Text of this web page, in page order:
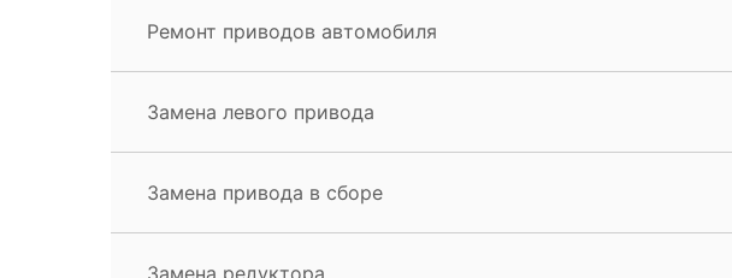
Ремонт приводов автомобиля
Замена левого привода
Замена привода в сборе
Замена редуктора